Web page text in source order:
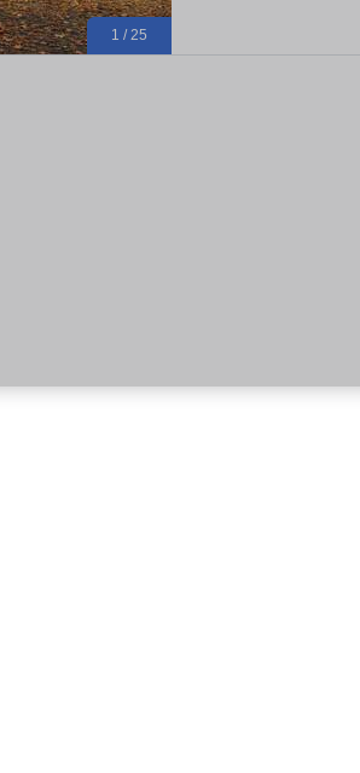
1 / 25